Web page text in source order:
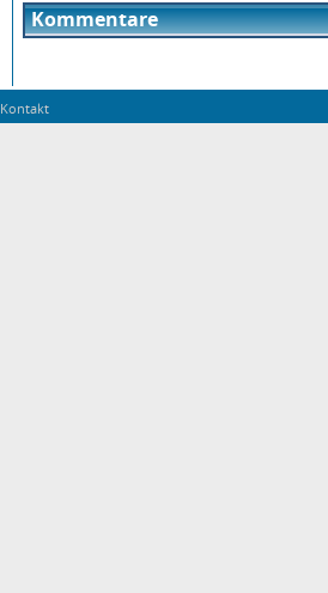
Kommentare
Kontakt